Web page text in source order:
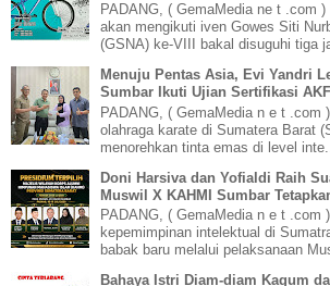
PADANG, ( GemaMedia ne t
akan mengikuti iven Gowes Siti
(GSNA) ke-VIII bakal disuguhi tiga
Menuju Pentas Asia, Evi Yandri
Sumbar Ikuti Ujian Sertifikasi
PADANG, ( GemaMedia n e t .com
olahraga karate di Sumatera Barat
menorehkan tinta emas di level inte...
Doni Harsiva dan Yofialdi Raih
Muswil X KAHMI Sumbar
PADANG, ( GemaMedia n e t .com
kepemimpinan intelektual di
babak baru melalui pelaksanaan
Bahaya Istri Diam-diam Kagum